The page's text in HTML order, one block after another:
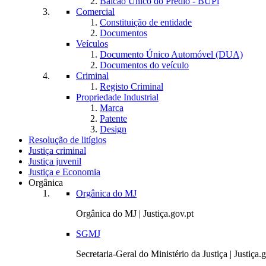
Comercial
Constituição de entidade
Documentos
Veículos
Documento Único Automóvel (DUA)
Documentos do veículo
Criminal
Registo Criminal
Propriedade Industrial
Marca
Patente
Design
Resolução de litígios
Justiça criminal
Justiça juvenil
Justiça e Economia
Orgânica
Orgânica do MJ
Orgânica do MJ | Justiça.gov.pt
SGMJ
Secretaria-Geral do Ministério da Justiça |